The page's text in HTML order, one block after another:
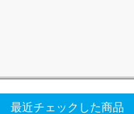
最近チェックした商品